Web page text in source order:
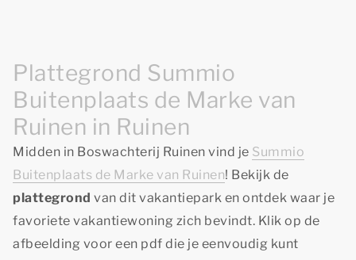
Plattegrond Summio
Buitenplaats de Marke van
Ruinen in Ruinen
Midden in Boswachterij Ruinen vind je Summio
Buitenplaats de Marke van Ruinen! Bekijk de
plattegrond van dit vakantiepark en ontdek waar je
favoriete vakantiewoning zich bevindt. Klik op de
afbeelding voor een pdf die je eenvoudig kunt